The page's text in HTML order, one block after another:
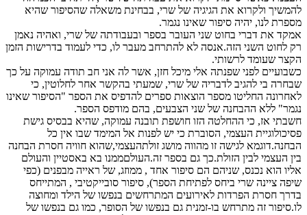
להמשיך ולקרוא את הגיגיה של שרי, בבחינת משאלה שהסיפור שהיא
מספרת לנו, יהיה סיפור שאינו נגמר.
אמקד את דברי בחוט שני העובר בספר ובעבודתה של שרי, ואהיה נאמן
רק לחוט השני הזה.אנסה לא להתרחב מעבר לו, כדי לעמוד בדרישות הזמן
הקצר שעומד לרשותי.
כשבועיים לפני שפנתה אלי מיכל חזן, אשר לה אני חב תודה עמוקה על כך
שבחרה בי להגיב לדבריה של שרי, שמעתי בהקשר אחר לחלוטין, כי
לאחרונה החליטו מספר הוצאות ספרים להדפיס את הספר "הסיפור שאינו
נגמר" ללא ההבחנה של שני הצבעים, בהם מודפס הספר.
חשבתי אז, כי ההחלטה הזו חושפת תובנה עמוקה, שהיא בבסיס גישת
פסיכולוגיית העצמי, הסוברת כי יש לפנות אל המימד שבו אין כל
הבחנה.דוגמא לגישה זו מהווה מושג זולתהעצמי,שהוא חוויה חסרת הבחנה
בין העצמי לבין הזולת.כך גם בספר זה.העולםממנו בא באסטיין והעולם
אליו הוא נכנס, שניהם הם סיפור אחד , ממוזג, של ראייה מבפנים (כפי
שיפה ציינה שרי ביחס לפתיחת הספר), סיפור סובייקטיבי , המתייחס
בדרך חסרת הפרדות לאירועים המתרחשים בנפשו של הילד ומחוצה
לו.סיפור זה מתרחש בו-זמנית גם בנפשו של הסופר, כמו גם בנפשו של